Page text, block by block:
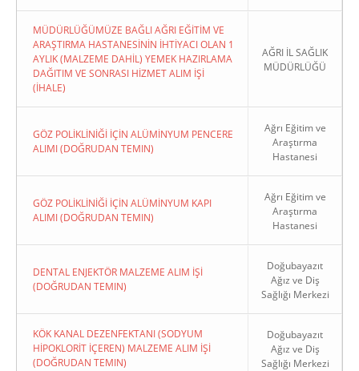
MÜDÜRLÜĞÜMÜZE BAĞLI AĞRI EĞİTİM VE
ARAŞTIRMA HASTANESİNİN İHTİYACI OLAN 1
AYLIK (MALZEME DAHİL) YEMEK HAZIRLAMA
DAĞITIM VE SONRASI HİZMET ALIM İŞİ
(İHALE)
AĞRI İL SAĞLIK
MÜDÜRLÜĞÜ
GÖZ POLİKLİNİĞİ İÇİN ALÜMİNYUM PENCERE
ALIMI (DOĞRUDAN TEMIN)
Ağrı Eğitim ve
Araştırma
Hastanesi
GÖZ POLİKLİNİĞİ İÇİN ALÜMİNYUM KAPI
ALIMI (DOĞRUDAN TEMIN)
Ağrı Eğitim ve
Araştırma
Hastanesi
DENTAL ENJEKTÖR MALZEME ALIM İŞİ
(DOĞRUDAN TEMIN)
Doğubayazıt
Ağız ve Diş
Sağlığı Merkezi
KÖK KANAL DEZENFEKTANI (SODYUM
HİPOKLORİT İÇEREN) MALZEME ALIM İŞİ
(DOĞRUDAN TEMIN)
Doğubayazıt
Ağız ve Diş
Sağlığı Merkezi